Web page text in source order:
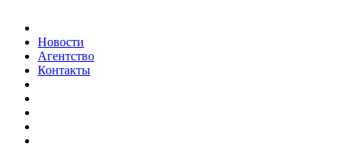
Новости
Агентство
Контакты